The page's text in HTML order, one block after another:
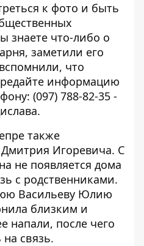
к фото и быть
знаете что-либо о
заметили его
что
информацию
(097) 788-82-35 -
также
Игоревича. С
не появляется дома
с родственниками.
Васильеву Юлию
близким и
напали, после чего
связь.